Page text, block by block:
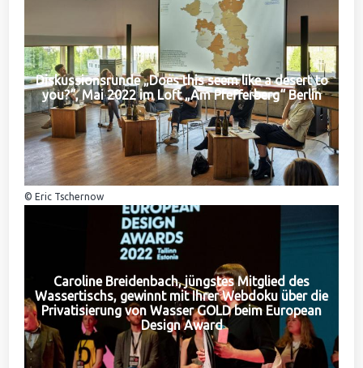
Diskussionsrunde „Does this seem like a desert to
you?“, Mai 2022 im Loft „Am Pfefferberg“ Berlin
© Eric Tschernow
Caroline Breidenbach, jüngstes Mitglied des
Wassertischs, gewinnt mit Ihrer Webdoku über die
Privatisierung von Wasser GOLD beim European
Design Award